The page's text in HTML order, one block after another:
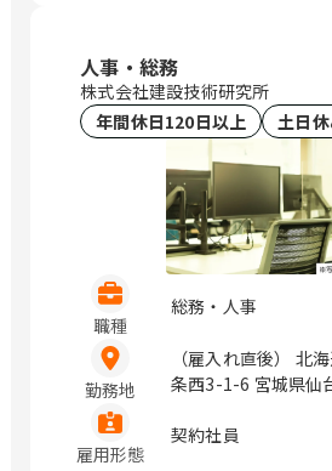
幌、仙台、万博記
いたま新都心、与野
前、浜町、伏見、北
人事・総務
株式会社建設技術研究所
年間休日120日以上
土日
職種
総務・人事
勤務地
（雇入れ直後） 北
条西3-1-6 宮城県仙
玉県さいたま市浦
雇用形態
契約社員